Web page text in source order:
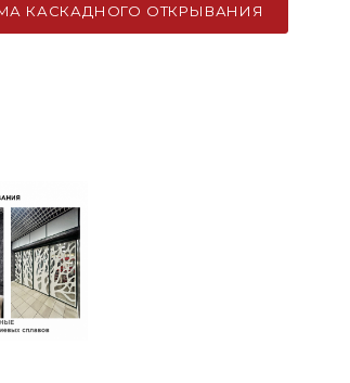
КАСКАДНОГО ОТКРЫВАНИЯ